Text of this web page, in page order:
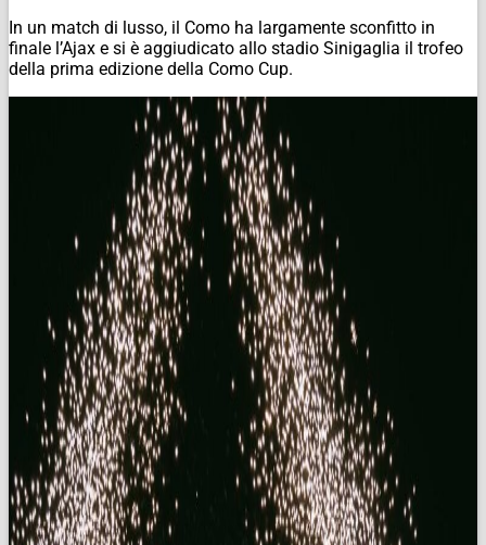
In un match di lusso, il Como ha largamente sconfitto in
finale l’Ajax e si è aggiudicato allo stadio Sinigaglia il trofeo
della prima edizione della Como Cup.